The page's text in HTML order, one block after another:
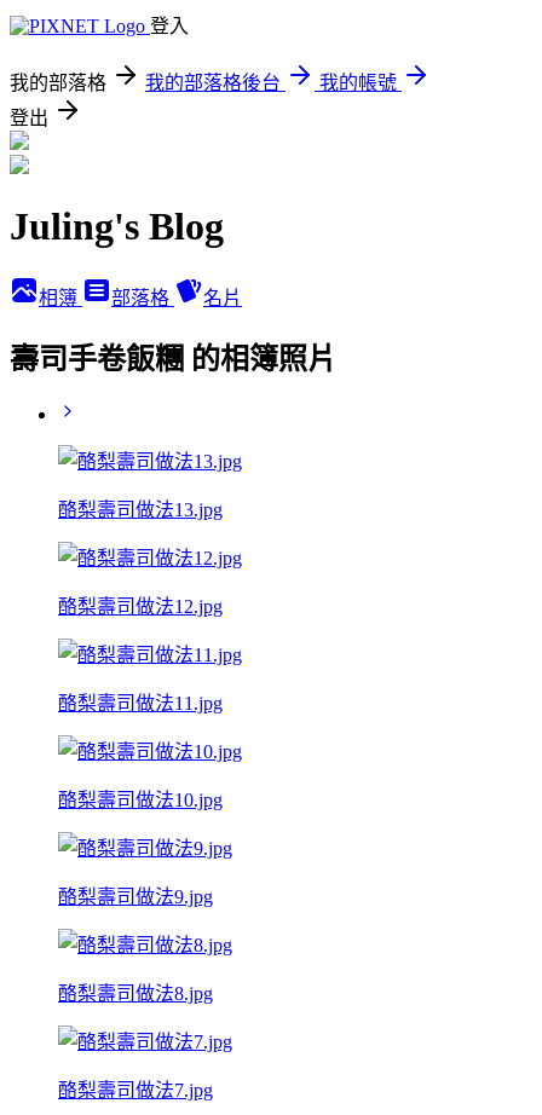
登入
我的部落格 我的部落格後台
我的帳號
登出
Juling's Blog
相簿 部落格 名片
壽司手卷飯糰 的相簿照片
酪梨壽司做法13.jpg
酪梨壽司做法12.jpg
酪梨壽司做法11.jpg
酪梨壽司做法10.jpg
酪梨壽司做法9.jpg
酪梨壽司做法8.jpg
酪梨壽司做法7.jpg